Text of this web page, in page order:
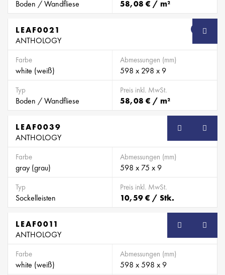
Boden / Wandfliese 58,08 € / m²
SB
LEAF0021
ANTHOLOGY
Farbe
white (weiß)
Abmessungen (mm)
598 x 298 x 9
Typ
Boden / Wandfliese
Preis inkl. MwSt.
58,08 € / m²
SB
LEAF0039
ANTHOLOGY
Farbe
gray (grau)
Abmessungen (mm)
598 x 75 x 9
Typ
Sockelleisten
Preis inkl. MwSt.
10,59 € / Stk.
SB
LEAF0011
ANTHOLOGY
Farbe
white (weiß)
Abmessungen (mm)
598 x 598 x 9